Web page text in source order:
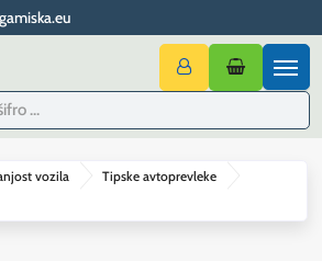
vozila
Tipske avtoprevleke